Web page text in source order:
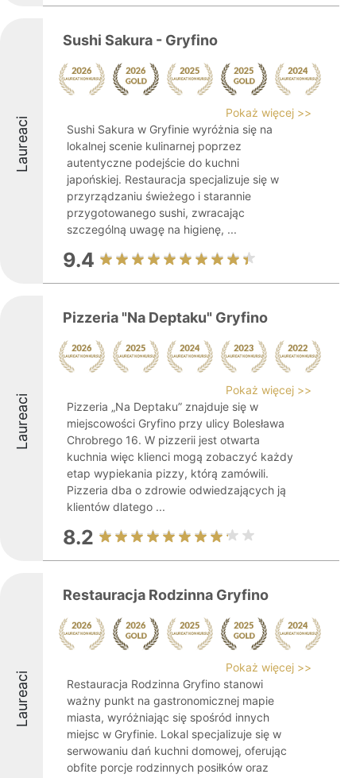
Laureaci
Sushi Sakura - Gryfino
Pokaż więcej >>
Sushi Sakura w Gryfinie wyróżnia się na
lokalnej scenie kulinarnej poprzez
autentyczne podejście do kuchni
japońskiej. Restauracja specjalizuje się w
przyrządzaniu świeżego i starannie
przygotowanego sushi, zwracając
szczególną uwagę na higienę, ...
9.4
Laureaci
Pizzeria "Na Deptaku" Gryfino
Pokaż więcej >>
Pizzeria „Na Deptaku” znajduje się w
miejscowości Gryfino przy ulicy Bolesława
Chrobrego 16. W pizzerii jest otwarta
kuchnia więc klienci mogą zobaczyć każdy
etap wypiekania pizzy, którą zamówili.
Pizzeria dba o zdrowie odwiedzających ją
klientów dlatego ...
8.2
Laureaci
Restauracja Rodzinna Gryfino
Pokaż więcej >>
Restauracja Rodzinna Gryfino stanowi
ważny punkt na gastronomicznej mapie
miasta, wyróżniając się spośród innych
miejsc w Gryfinie. Lokal specjalizuje się w
serwowaniu dań kuchni domowej, oferując
obfite porcje rodzinnych posiłków oraz